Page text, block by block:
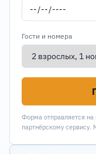
Гости и номера
Форма отправляется на
партнёрскому